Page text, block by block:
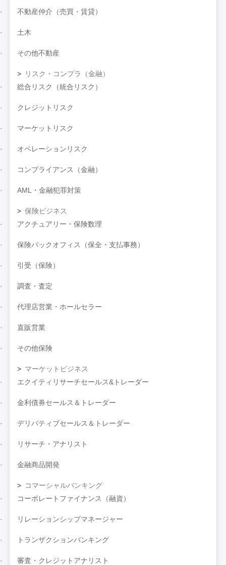
不動産仲介（売買・賃貸）
土木
その他不動産
リスク・コンプラ（金融）
総合リスク（統合リスク）
クレジットリスク
マーケットリスク
オペレーションリスク
コンプライアンス（金融）
AML・金融犯罪対策
保険ビジネス
アクチュアリー・保険数理
保険バックオフィス（保全・支払事務）
引受（保険）
調査・査定
代理店営業・ホールセラー
直販営業
その他保険
マーケットビジネス
エクイティリサーチセールス&トレーダー
金利債券セールス＆トレーダー
デリバティブセールス＆トレーダー
リサーチ・アナリスト
金融商品開発
コマーシャルバンキング
コーポレートファイナンス（融資）
リレーションシップマネージャー
トランザクションバンキング
審査・クレジットアナリスト